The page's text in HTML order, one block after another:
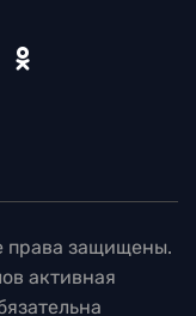
защищены.
активная